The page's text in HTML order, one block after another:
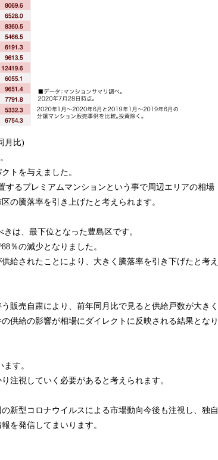
月比)
トを与えました。
するプレミアムマンションという事で周辺エリアの相場
の騰落率を引き上げたと考えられます。
は、最下位となった豊島区です。
％の減少となりました。
給されたことにより、大きく騰落率を引き下げたと考え
販売自粛により、前年同月比で見ると供給戸数が大きく
供給の影響が相場にダイレクトに反映される結果となり
す。
注視していく必要があると考えられます。
新型コロナウイルスによる市場動向今後も注視し、独自
を発信してまいります。